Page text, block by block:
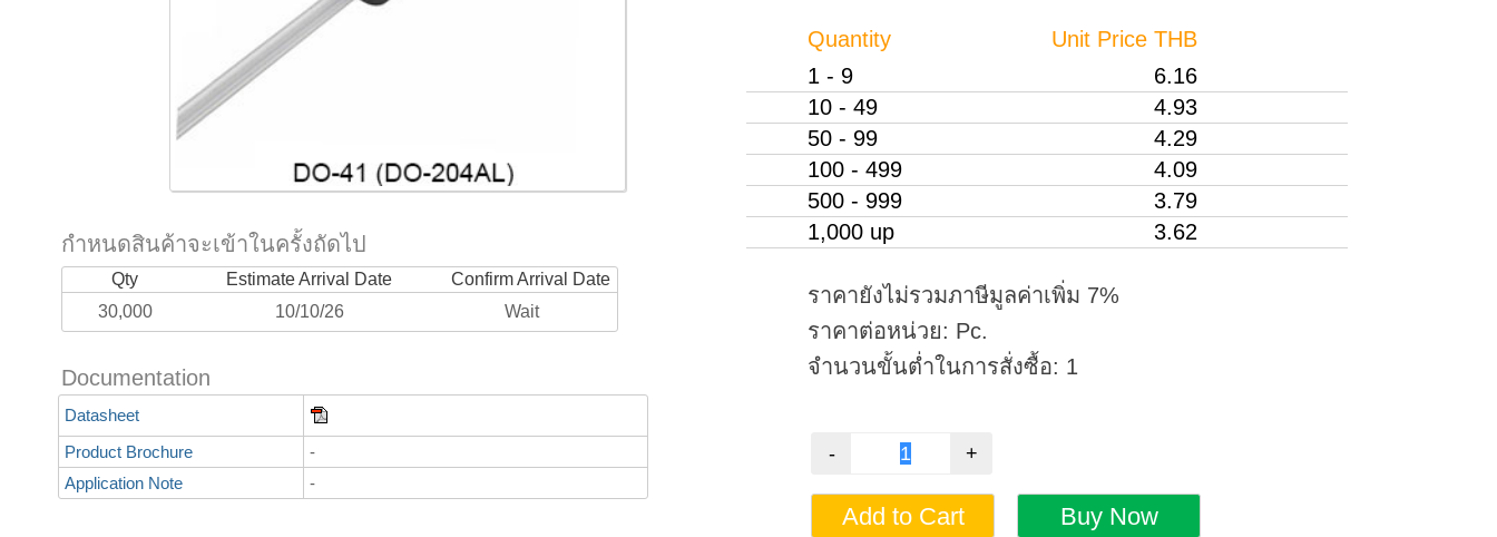
กำหนดสินค้าจะเข้าในครั้งถัดไป
Qty Estimate Arrival Date
Confirm Arrival Date
30,000
10/10/26 Wait
Documentation
Datasheet
Product Brochure
-
Application Note
-
Quantity
Unit Price THB
1 - 9
6.16
10 - 49
4.93
50 - 99
4.29
100 - 499
4.09
500 - 999
3.79
1,000 up
3.62
ราคายังไม่รวมภาษีมูลค่าเพิ่ม 7%
ราคาต่อหน่วย: Pc.
จำนวนขั้นต่ำในการสั่งซื้อ: 1